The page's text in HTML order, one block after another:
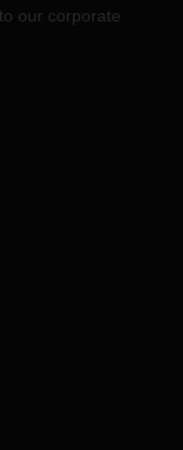
our corporate